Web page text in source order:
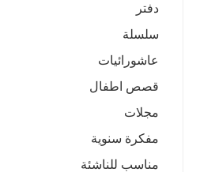
دفتر
سلسلة
عاشورائيات
قصص اطفال
مجلات
مفكرة سنوية
مناسب للناشئة